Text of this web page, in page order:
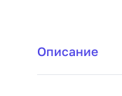
Описание